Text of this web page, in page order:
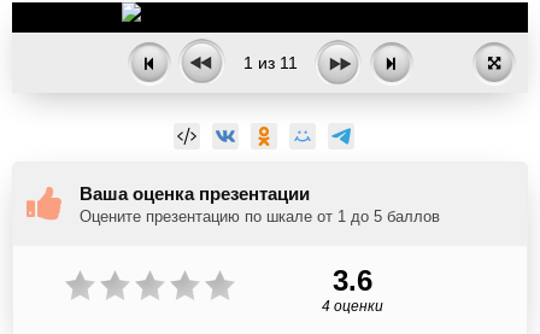
1 из 11
Ваша оценка презентации
Оцените презентацию по шкале от 1 до 5 баллов
3.6
4 оценки